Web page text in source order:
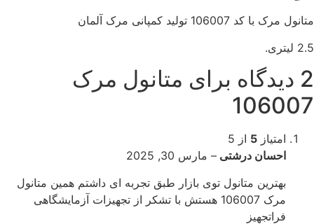
مرک با کد 106007 تولید کمپانی مرک آلمان
متانول مرک
امتیاز از 5
احسان درشتی – مارس 30, 2025
بهترین متانول توی بازار طبق تجربه ای داشتم همین متانول
مرک 106007 هستش با تشکر از تجهیزات آزمایشگاهی
فراتجهیز